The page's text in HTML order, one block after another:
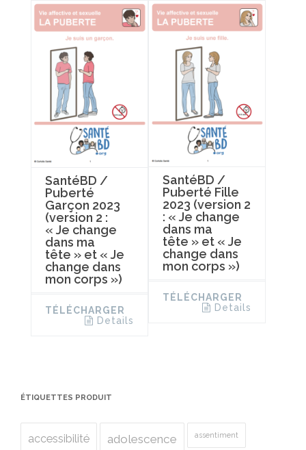
SantéBD /
Puberté
Garçon 2023
(version 2 :
« Je change
dans ma
tête » et « Je
change dans
mon corps »)
TÉLÉCHARGER
Details
SantéBD /
Puberté Fille
2023 (version 2
: « Je change
dans ma
tête » et « Je
change dans
mon corps »)
TÉLÉCHARGER
Details
ÉTIQUETTES PRODUIT
accessibilité adolescence assentiment